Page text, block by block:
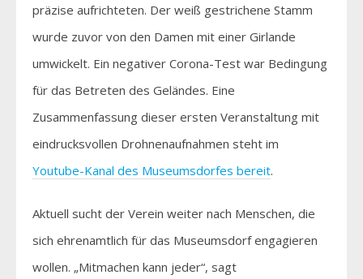
präzise aufrichteten. Der weiß gestrichene Stamm
wurde zuvor von den Damen mit einer Girlande
umwickelt. Ein negativer Corona-Test war Bedingung
für das Betreten des Geländes. Eine
Zusammenfassung dieser ersten Veranstaltung mit
eindrucksvollen Drohnenaufnahmen steht im
Youtube-Kanal des Museumsdorfes bereit.
Aktuell sucht der Verein weiter nach Menschen, die
sich ehrenamtlich für das Museumsdorf engagieren
wollen. „Mitmachen kann jeder“, sagt